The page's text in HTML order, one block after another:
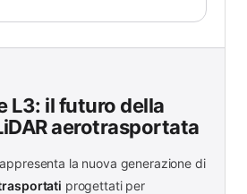
L3: il futuro della
aerotrasportata
la nuova generazione di
progettati per